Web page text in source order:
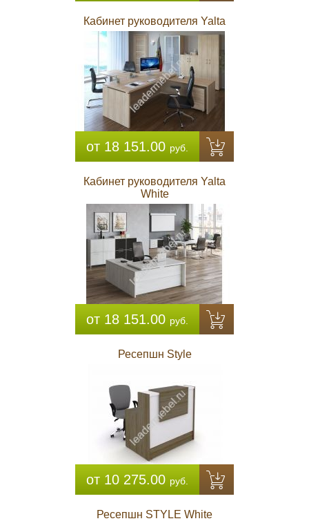
Кабинет руководителя Yalta
от 18 151.00 руб.
Кабинет руководителя Yalta
White
от 18 151.00 руб.
Ресепшн Style
от 10 275.00 руб.
Ресепшн STYLE White